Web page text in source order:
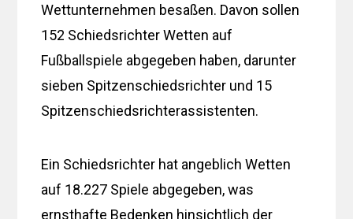
Wettunternehmen besaßen. Davon sollen
152 Schiedsrichter Wetten auf
Fußballspiele abgegeben haben, darunter
sieben Spitzenschiedsrichter und 15
Spitzenschiedsrichterassistenten.
Ein Schiedsrichter hat angeblich Wetten
auf 18.227 Spiele abgegeben, was
ernsthafte Bedenken hinsichtlich der